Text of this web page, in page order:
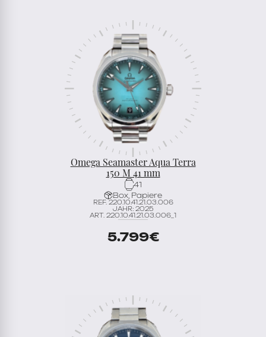
Omega Seamaster Aqua Terra
150 M 41 mm
41
Box, Papiere
REF. 220.10.41.21.03.006
JAHR: 2025
ART. 220.10.41.21.03.006_1
5.799€